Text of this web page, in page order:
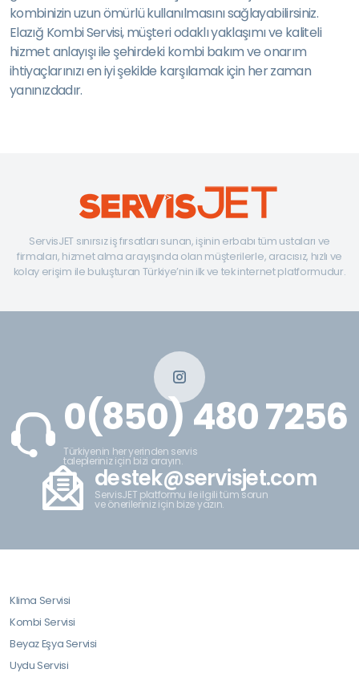
kombinizin uzun ömürlü kullanılmasını sağlayabilirsiniz.
Elazığ Kombi Servisi, müşteri odaklı yaklaşımı ve kaliteli
hizmet anlayışı ile şehirdeki kombi bakım ve onarım
ihtiyaçlarınızı en iyi şekilde karşılamak için her zaman
yanınızdadır.
ServisJET sınırsız iş fırsatları sunan, işinin erbabı tüm ustaları ve
firmaları, hizmet alma arayışında olan müşterilerle, aracısız, hızlı ve
kolay erişim ile buluşturan Türkiye’nin ilk ve tek internet platformudur.
0(850) 480 7256
Türkiyenin her yerinden servis
talepleriniz için bizi arayın.
destek@servisjet.com
ServisJET platformu ile ilgili tüm sorun
ve önerileriniz için bize yazın.
Klima Servisi
Kombi Servisi
Beyaz Eşya Servisi
Uydu Servisi